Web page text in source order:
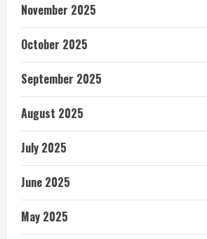
November 2025
October 2025
September 2025
August 2025
July 2025
June 2025
May 2025